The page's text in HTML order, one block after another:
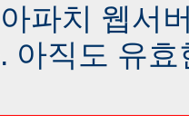
파치 웹서
아직도 유